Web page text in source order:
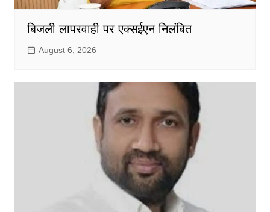
बिजली लापरवाही पर एक्सईएन निलंबित
August 6, 2026